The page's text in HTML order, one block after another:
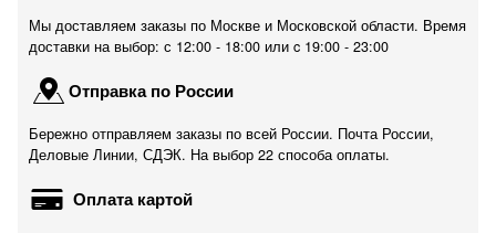
Мы доставляем заказы по Москве и Московской области. Время
доставки на выбор: с 12:00 - 18:00 или c 19:00 - 23:00
Отправка по России
Бережно отправляем заказы по всей России. Почта России,
Деловые Линии, СДЭК. На выбор 22 способа оплаты.
Оплата картой